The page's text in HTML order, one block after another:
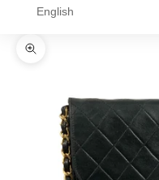
English
Bild vergrößern